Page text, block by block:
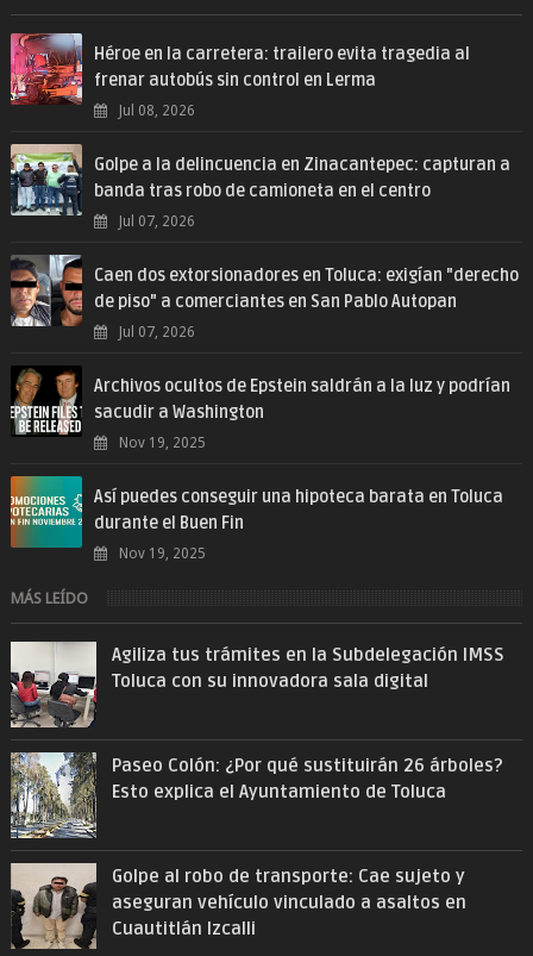
Héroe en la carretera: trailero evita tragedia al
frenar autobús sin control en Lerma
Jul 08, 2026
Golpe a la delincuencia en Zinacantepec: capturan a
banda tras robo de camioneta en el centro
Jul 07, 2026
Caen dos extorsionadores en Toluca: exigían "derecho
de piso" a comerciantes en San Pablo Autopan
Jul 07, 2026
Archivos ocultos de Epstein saldrán a la luz y podrían
sacudir a Washington
Nov 19, 2025
Así puedes conseguir una hipoteca barata en Toluca
durante el Buen Fin
Nov 19, 2025
MÁS LEÍDO
Agiliza tus trámites en la Subdelegación IMSS
Toluca con su innovadora sala digital
Paseo Colón: ¿Por qué sustituirán 26 árboles?
Esto explica el Ayuntamiento de Toluca
Golpe al robo de transporte: Cae sujeto y
aseguran vehículo vinculado a asaltos en
Cuautitlán Izcalli